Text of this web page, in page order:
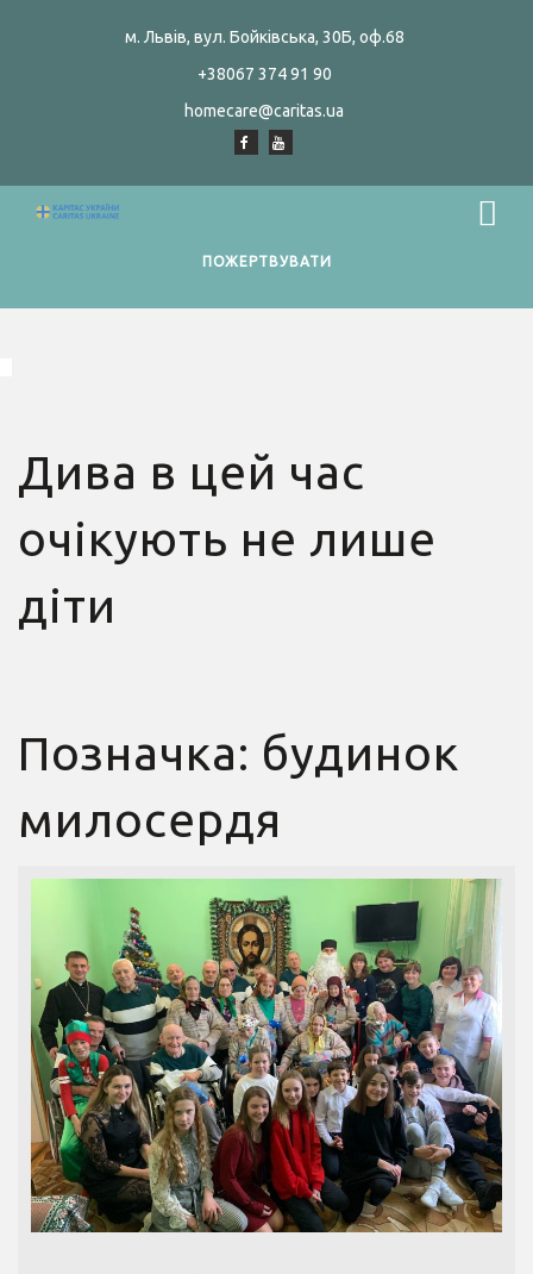
м. Львів, вул. Бойківська, 30Б, оф.68
+38067 374 91 90
homecare@caritas.ua
ПОЖЕРТВУВАТИ
Дива в цей час
очікують не лише
діти
Позначка: будинок
милосердя